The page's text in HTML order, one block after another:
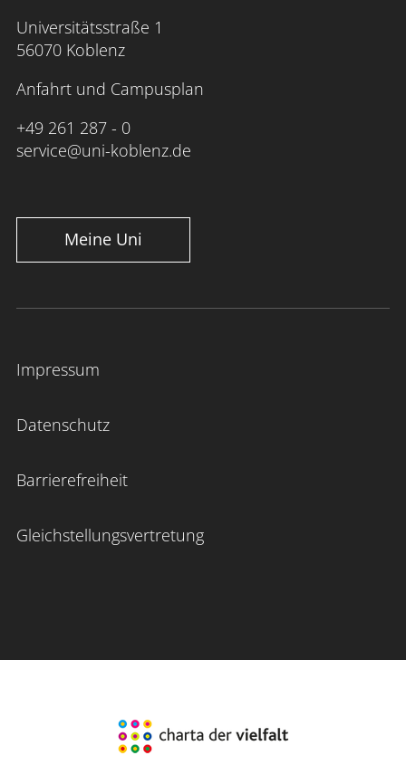
Universitätsstraße 1
56070 Koblenz
Anfahrt und Campusplan
+49 261 287 - 0
service@uni-koblenz.de
Meine Uni
Impressum
Datenschutz
Barrierefreiheit
Gleichstellungsvertretung